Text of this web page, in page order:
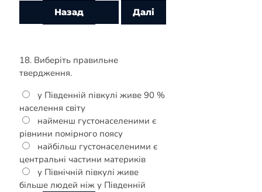
18. Виберіть правильне
твердження.
у Південній півкулі живе 90 %
населення світу
найменш густонаселеними є
рівнини помірного поясу
найбільш густонаселеними є
центральні частини материків
у Північній півкулі живе
більше людей ніж у Південній